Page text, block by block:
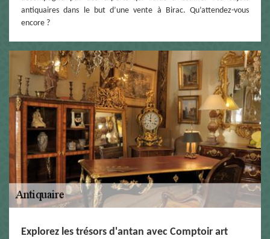
antiquaires dans le but d’une vente à Birac. Qu’attendez-vous
encore ?
Explorez les trésors d'antan avec Comptoir art